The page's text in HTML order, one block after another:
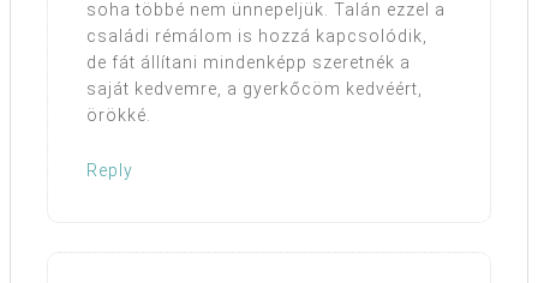
soha többé nem ünnepeljük. Talán ezzel a
családi rémálom is hozzá kapcsolódik,
de fát állítani mindenképp szeretnék a
saját kedvemre, a gyerkőcöm kedvéért,
örökké.
Reply